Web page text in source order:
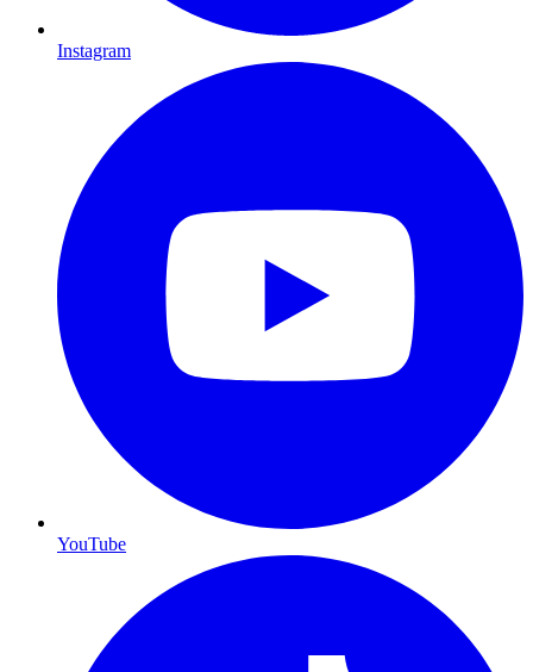
Instagram
YouTube